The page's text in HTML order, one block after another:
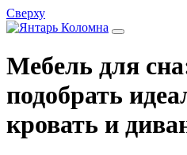
Сверху
Мебель для
подобрать
кровать и